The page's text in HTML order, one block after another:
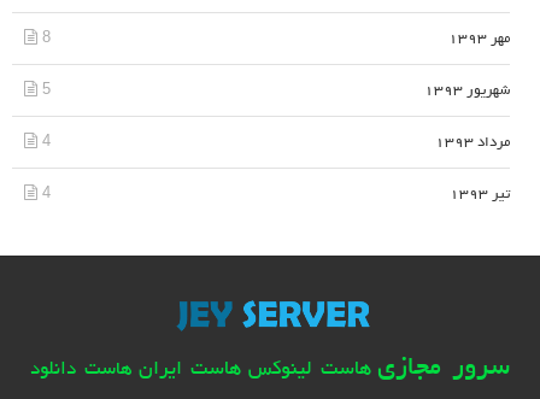
مهر 1393 8
شهریور 1393 5
مرداد 1393 4
تیر 1393 4
سرور مجازی هاست لینوکس هاست ایران هاست دانلود